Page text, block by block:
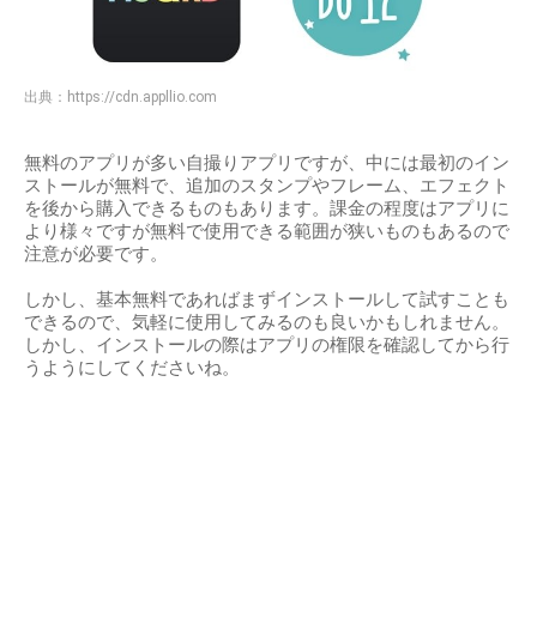
出典： https://cdn.appllio.com
無料のアプリが多い自撮りアプリですが、中には最初のイン
ストールが無料で、追加のスタンプやフレーム、エフェクト
を後から購入できるものもあります。課金の程度はアプリに
より様々ですが無料で使用できる範囲が狭いものもあるので
注意が必要です。
しかし、基本無料であればまずインストールして試すことも
できるので、気軽に使用してみるのも良いかもしれません。
しかし、インストールの際はアプリの権限を確認してから行
うようにしてくださいね。